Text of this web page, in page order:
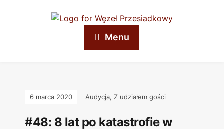
Menu
6 marca 2020 Audycja, Z udziałem gości
#48: 8 lat po katastrofie w